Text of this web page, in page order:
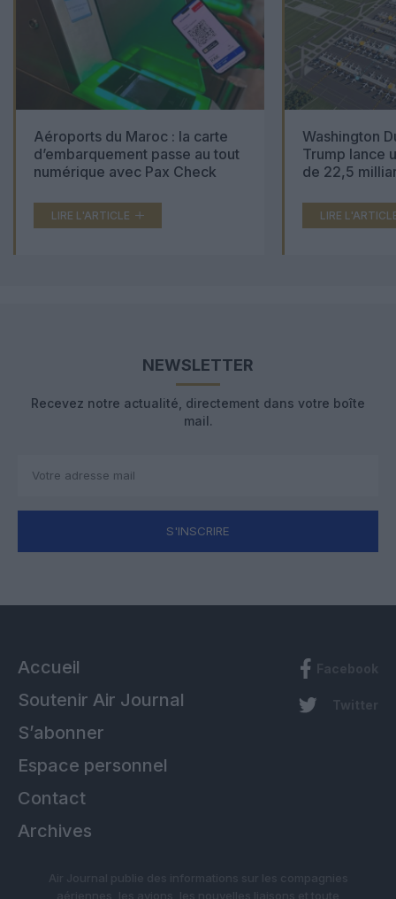
Aéroports du Maroc : la carte
d’embarquement passe au tout
numérique avec Pax Check
LIRE L'ARTICLE
Washington
Trump lance
de 22,5
LIRE
NEWSLETTER
Recevez notre actualité, directement dans votre boîte
mail.
S'INSCRIRE
Accueil
Soutenir Air Journal
S’abonner
Espace personnel
Contact
Archives